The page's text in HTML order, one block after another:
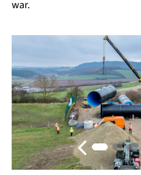
war.